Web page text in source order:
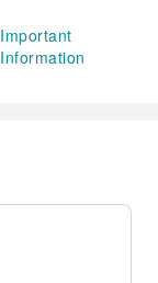
Important
Information